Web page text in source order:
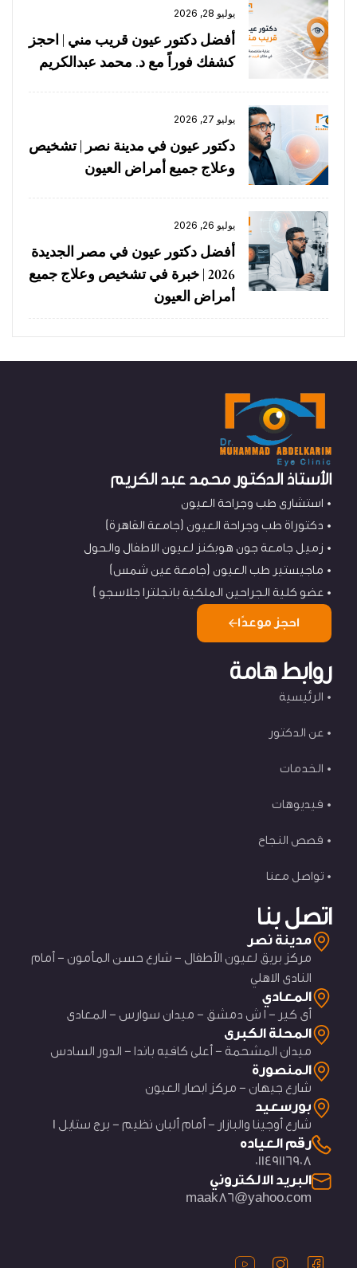
يوليو 28, 2026
أفضل دكتور عيون قريب مني | احجز
كشفك فوراً مع د. محمد عبدالكريم
يوليو 27, 2026
دكتور عيون في مدينة نصر | تشخيص
وعلاج جميع أمراض العيون
يوليو 26, 2026
أفضل دكتور عيون في مصر الجديدة
2026 | خبرة في تشخيص وعلاج جميع
أمراض العيون
الأستاذ الدكتور محمد عبد الكريم
استشارى طب وجراحة العيون
دكتوراة طب وجراحة العيون (جامعة القاهرة)
زميل جامعة جون هوبكنز لعيون الاطفال والحول
ماجيستير طب العيون (جامعة عين شمس)
عضو كلية الجراحين الملكية بانجلترا جلاسجو )
احجز موعدًا
روابط هامة
الرئيسية
عن الدكتور
الخدمات
فيديوهات
قصص النجاح
تواصل معنا
اتصل بنا
مدينة نصر
مركز بريق لعيون الأطفال - شارع حسن المأمون - أمام
النادى الاهلي
المعادي
أى كير - ١ ش دمشق - ميدان سوارس - المعادى
المحلة الكبرى
ميدان المشحمة - أعلى كافيه باندا - الدور السادس
المنصورة
شارع جيهان - مركز ابصار العيون
بورسعيد
شارع أوجينا والبازار - أمام ألبان نظيم - برج ستايل 1
رقم العياده
01149116908
البريد الالكتروني
maak86@yahoo.com